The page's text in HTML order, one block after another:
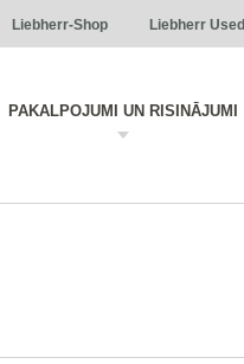
Liebherr-Shop Liebherr Used
PAKALPOJUMI UN RISINĀJUMI